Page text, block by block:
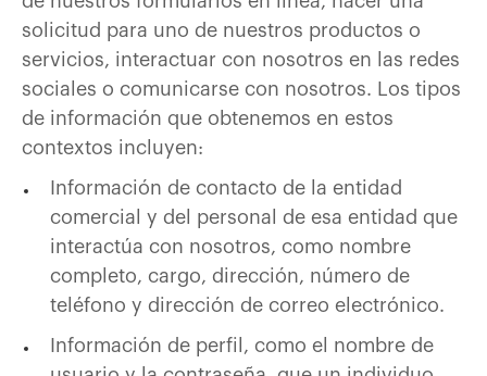
solicitud para uno de nuestros productos o
servicios, interactuar con nosotros en las redes
sociales o comunicarse con nosotros. Los tipos
de información que obtenemos en estos
contextos incluyen:
Información de contacto de la entidad
comercial y del personal de esa entidad que
interactúa con nosotros, como nombre
completo, cargo, dirección, número de
teléfono y dirección de correo electrónico.
Información de perfil, como el nombre de